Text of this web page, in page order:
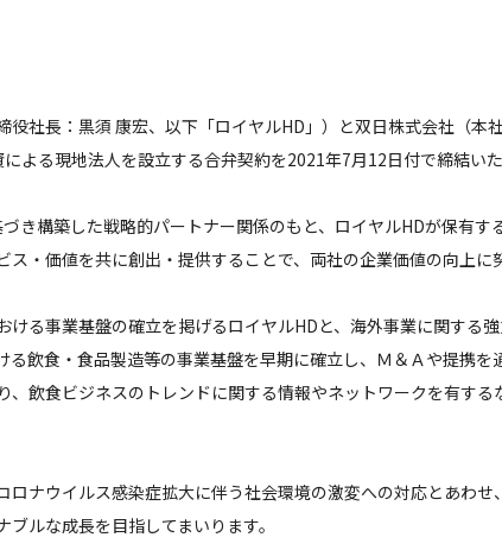
社長：黒須 康宏、以下「ロイヤルHD」）と双日株式会社（
よる現地法人を設立する合弁契約を2021年7月12日付で締結い
き構築した戦略的パートナー関係のもと、ロイヤルHDが保有
・価値を共に創出・提供することで、両社の企業価値の向上に
ける事業基盤の確立を掲げるロイヤルHDと、海外事業に関す
飲食・食品製造等の事業基盤を早期に確立し、Ｍ＆Ａや提携
飲食ビジネスのトレンドに関する情報やネットワークを有す
ナウイルス感染症拡大に伴う社会環境の激変への対応とあわ
ルな成長を目指してまいります。